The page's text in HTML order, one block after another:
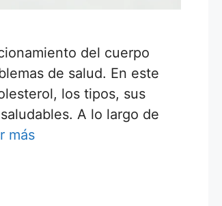
del cuerpo
de salud. En este
los tipos, sus
A lo largo de
más